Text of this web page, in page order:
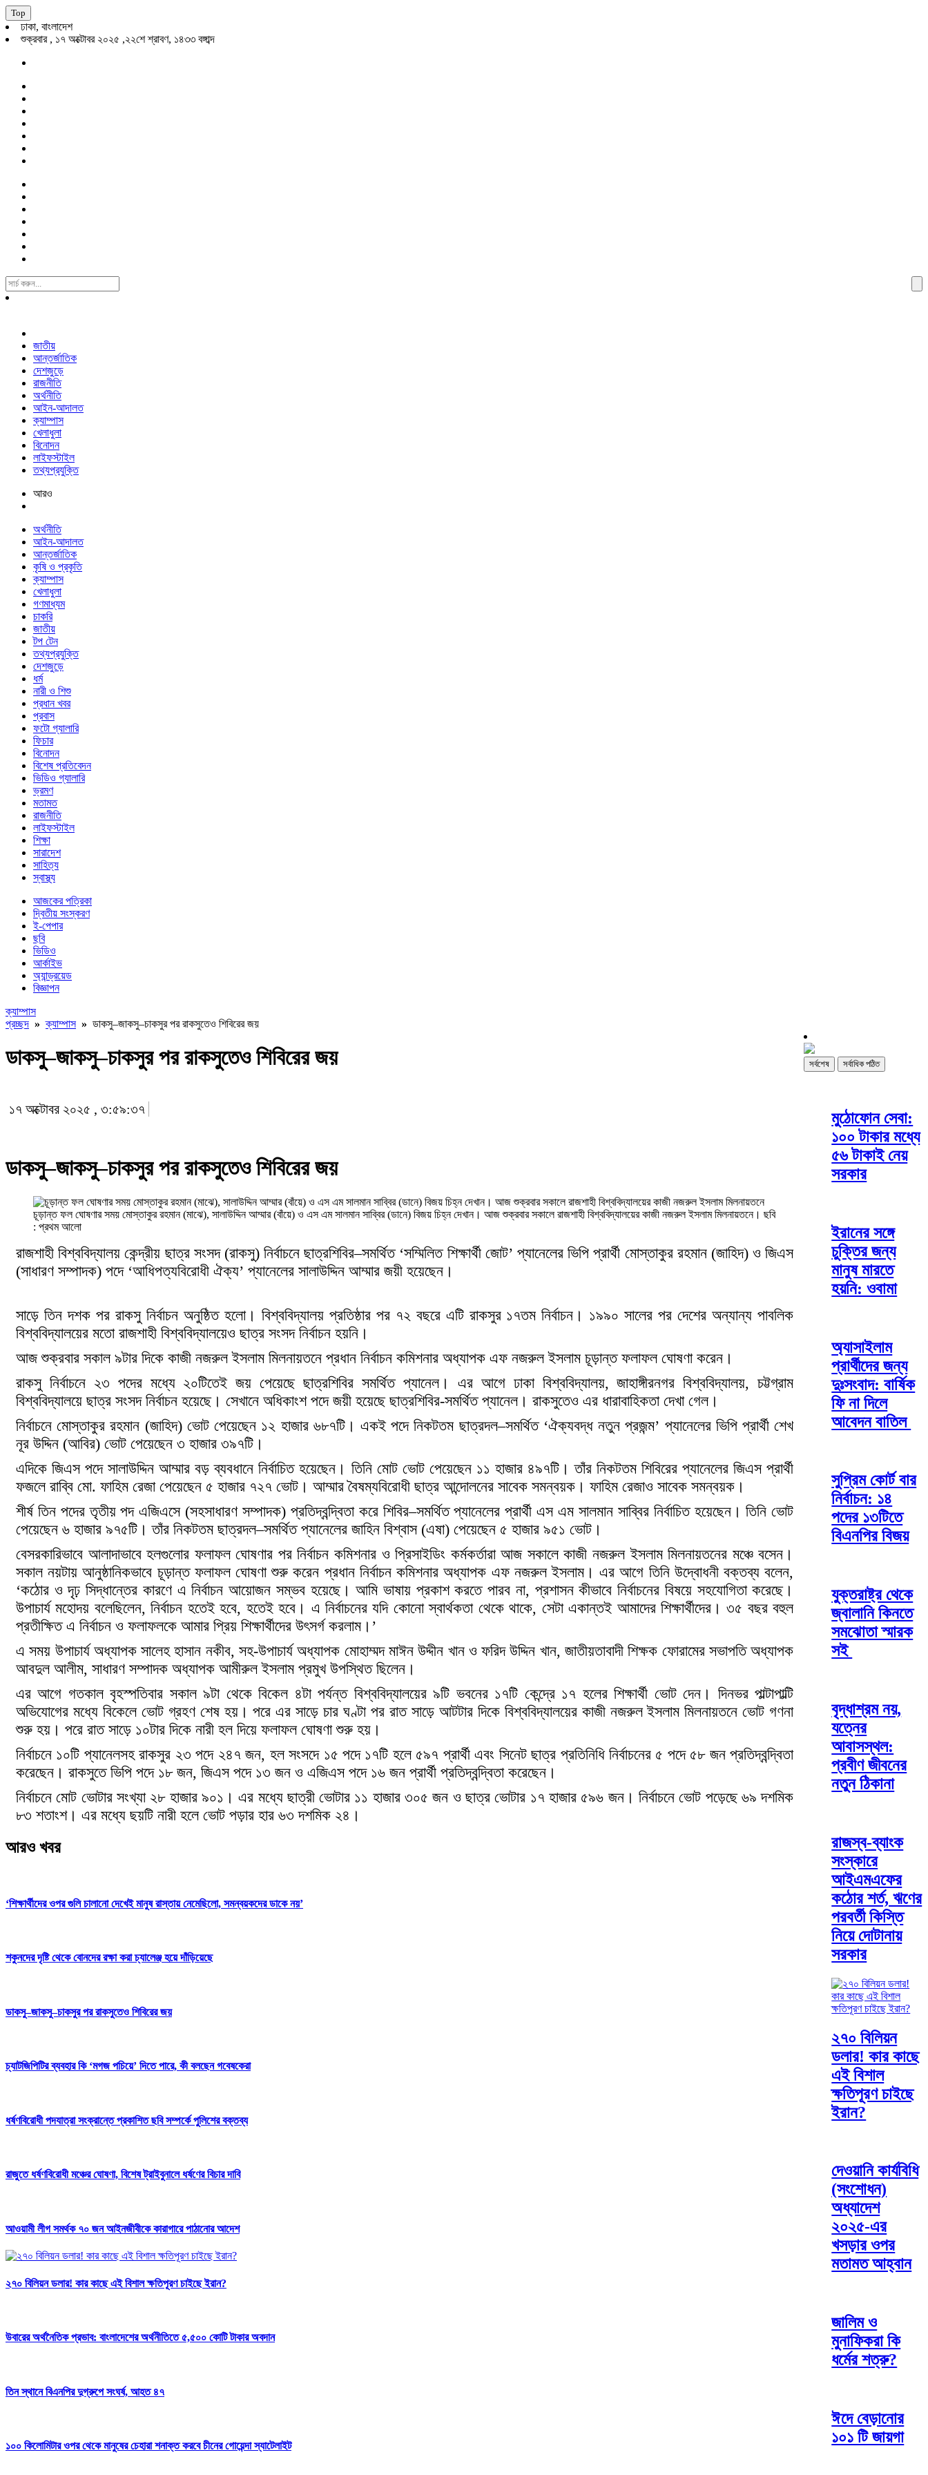
Top
ঢাকা, বাংলাদেশ
শুক্রবার , ১৭ অক্টোবর ২০২৫ ,২২শে শ্রাবণ, ১৪৩৩ বঙ্গাব্দ
Search
For:
জাতীয়
আন্তর্জাতিক
দেশজুড়ে
রাজনীতি
অর্থনীতি
আইন-আদালত
ক্যাম্পাস
খেলাধুলা
বিনোদন
লাইফস্টাইল
তথ্যপ্রযুক্তি
আরও
অর্থনীতি
আইন-আদালত
আন্তর্জাতিক
কৃষি ও প্রকৃতি
ক্যাম্পাস
খেলাধুলা
গণমাধ্যম
চাকরি
জাতীয়
টপ টেন
তথ্যপ্রযুক্তি
দেশজুড়ে
ধর্ম
নারী ও শিশু
প্রধান খবর
প্রবাস
ফটো গ্যালারি
ফিচার
বিনোদন
বিশেষ প্রতিবেদন
ভিডিও গ্যালারি
ভ্রমণ
মতামত
রাজনীতি
লাইফস্টাইল
শিক্ষা
সারাদেশ
সাহিত্য
স্বাস্থ্য
আজকের পত্রিকা
দ্বিতীয় সংস্করণ
ই-পেপার
ছবি
ভিডিও
আর্কাইভ
অ্যান্ড্রয়েড
বিজ্ঞাপন
ক্যাম্পাস
প্রচ্ছদ »ক্যাম্পাস» ডাকসু–জাকসু–চাকসুর পর রাকসুতেও শিবিরের জয়
ডাকসু–জাকসু–চাকসুর পর রাকসুতেও শিবিরের জয়
১৭ অক্টোবর ২০২৫ , ৩:৫৯:৩৭
ডাকসু–জাকসু–চাকসুর পর রাকসুতেও শিবিরের জয়
চূড়ান্ত ফল ঘোষণার সময় মোস্তাকুর রহমান (মাঝে), সালাউদ্দিন আম্মার (বাঁয়ে) ও এস এম সালমান সাব্বির (ডানে) বিজয় চিহ্ন দেখান। আজ শুক্রবার সকালে রাজশাহী বিশ্ববিদ্যালয়ের কাজী নজরুল ইসলাম মিলনায়তনে। ছবি
: প্রথম আলো
রাজশাহী বিশ্ববিদ্যালয় কেন্দ্রীয় ছাত্র সংসদ (রাকসু) নির্বাচনে ছাত্রশিবির–সমর্থিত ‘সম্মিলিত শিক্ষার্থী জোট’ প্যানেলের ভিপি প্রার্থী মোস্তাকুর রহমান (জাহিদ) ও জিএস
(সাধারণ সম্পাদক) পদে ‘আধিপত্যবিরোধী ঐক্য’ প্যানেলের সালাউদ্দিন আম্মার জয়ী হয়েছেন।
সাড়ে তিন দশক পর রাকসু নির্বাচন অনুষ্ঠিত হলো। বিশ্ববিদ্যালয় প্রতিষ্ঠার পর ৭২ বছরে এটি রাকসুর ১৭তম নির্বাচন। ১৯৯০ সালের পর দেশের অন্যান্য পাবলিক
বিশ্ববিদ্যালয়ের মতো রাজশাহী বিশ্ববিদ্যালয়েও ছাত্র সংসদ নির্বাচন হয়নি।
আজ শুক্রবার সকাল ৯টার দিকে কাজী নজরুল ইসলাম মিলনায়তনে প্রধান নির্বাচন কমিশনার অধ্যাপক এফ নজরুল ইসলাম চূড়ান্ত ফলাফল ঘোষণা করেন।
রাকসু নির্বাচনে ২৩ পদের মধ্যে ২০টিতেই জয় পেয়েছে ছাত্রশিবির সমর্থিত প্যানেল। এর আগে ঢাকা বিশ্ববিদ্যালয়, জাহাঙ্গীরনগর বিশ্ববিদ্যালয়, চট্টগ্রাম
বিশ্ববিদ্যালয়ে ছাত্র সংসদ নির্বাচন হয়েছে। সেখানে অধিকাংশ পদে জয়ী হয়েছে ছাত্রশিবির-সমর্থিত প্যানেল। রাকসুতেও এর ধারাবাহিকতা দেখা গেল।
নির্বাচনে মোস্তাকুর রহমান (জাহিদ) ভোট পেয়েছেন ১২ হাজার ৬৮৭টি। একই পদে নিকটতম ছাত্রদল–সমর্থিত ‘ঐক্যবদ্ধ নতুন প্রজন্ম’ প্যানেলের ভিপি প্রার্থী শেখ
নূর উদ্দিন (আবির) ভোট পেয়েছেন ৩ হাজার ৩৯৭টি।
এদিকে জিএস পদে সালাউদ্দিন আম্মার বড় ব্যবধানে নির্বাচিত হয়েছেন। তিনি মোট ভোট পেয়েছেন ১১ হাজার ৪৯৭টি। তাঁর নিকটতম শিবিরের প্যানেলের জিএস প্রার্থী
ফজলে রাব্বি মো. ফাহিম রেজা পেয়েছেন ৫ হাজার ৭২৭ ভোট। আম্মার বৈষম্যবিরোধী ছাত্র আন্দোলনের সাবেক সমন্বয়ক। ফাহিম রেজাও সাবেক সমন্বয়ক।
শীর্ষ তিন পদের তৃতীয় পদ এজিএসে (সহসাধারণ সম্পাদক) প্রতিদ্বন্দ্বিতা করে শিবির–সমর্থিত প্যানেলের প্রার্থী এস এম সালমান সাব্বির নির্বাচিত হয়েছেন। তিনি ভোট
পেয়েছেন ৬ হাজার ৯৭৫টি। তাঁর নিকটতম ছাত্রদল–সমর্থিত প্যানেলের জাহিন বিশ্বাস (এষা) পেয়েছেন ৫ হাজার ৯৫১ ভোট।
বেসরকারিভাবে আলাদাভাবে হলগুলোর ফলাফল ঘোষণার পর নির্বাচন কমিশনার ও প্রিসাইডিং কর্মকর্তারা আজ সকালে কাজী নজরুল ইসলাম মিলনায়তনের মঞ্চে বসেন।
সকাল নয়টায় আনুষ্ঠানিকভাবে চূড়ান্ত ফলাফল ঘোষণা শুরু করেন প্রধান নির্বাচন কমিশনার অধ্যাপক এফ নজরুল ইসলাম। এর আগে তিনি উদ্বোধনী বক্তব্য বলেন,
‘কঠোর ও দৃঢ় সিদ্ধান্তের কারণে এ নির্বাচন আয়োজন সম্ভব হয়েছে। আমি ভাষায় প্রকাশ করতে পারব না, প্রশাসন কীভাবে নির্বাচনের বিষয়ে সহযোগিতা করেছে।
উপাচার্য মহোদয় বলেছিলেন, নির্বাচন হতেই হবে, হতেই হবে। এ নির্বাচনের যদি কোনো স্বার্থকতা থেকে থাকে, সেটা একান্তই আমাদের শিক্ষার্থীদের। ৩৫ বছর বহুল
প্রতীক্ষিত এ নির্বাচন ও ফলাফলকে আমার প্রিয় শিক্ষার্থীদের উৎসর্গ করলাম।’
এ সময় উপাচার্য অধ্যাপক সালেহ হাসান নকীব, সহ-উপাচার্য অধ্যাপক মোহাম্মদ মাঈন উদ্দীন খান ও ফরিদ উদ্দিন খান, জাতীয়তাবাদী শিক্ষক ফোরামের সভাপতি অধ্যাপক
আবদুল আলীম, সাধারণ সম্পাদক অধ্যাপক আমীরুল ইসলাম প্রমুখ উপস্থিত ছিলেন।
এর আগে গতকাল বৃহস্পতিবার সকাল ৯টা থেকে বিকেল ৪টা পর্যন্ত বিশ্ববিদ্যালয়ের ৯টি ভবনের ১৭টি কেন্দ্রে ১৭ হলের শিক্ষার্থী ভোট দেন। দিনভর পাল্টাপাল্টি
অভিযোগের মধ্যে বিকেলে ভোট গ্রহণ শেষ হয়। পরে এর সাড়ে চার ঘণ্টা পর রাত সাড়ে আটটার দিকে বিশ্ববিদ্যালয়ের কাজী নজরুল ইসলাম মিলনায়তনে ভোট গণনা
শুরু হয়। পরে রাত সাড়ে ১০টার দিকে নারী হল দিয়ে ফলাফল ঘোষণা শুরু হয়।
নির্বাচনে ১০টি প্যানেলসহ রাকসুর ২৩ পদে ২৪৭ জন, হল সংসদে ১৫ পদে ১৭টি হলে ৫৯৭ প্রার্থী এবং সিনেট ছাত্র প্রতিনিধি নির্বাচনের ৫ পদে ৫৮ জন প্রতিদ্বন্দ্বিতা
করেছেন। রাকসুতে ভিপি পদে ১৮ জন, জিএস পদে ১৩ জন ও এজিএস পদে ১৬ জন প্রার্থী প্রতিদ্বন্দ্বিতা করেছেন।
নির্বাচনে মোট ভোটার সংখ্যা ২৮ হাজার ৯০১। এর মধ্যে ছাত্রী ভোটার ১১ হাজার ৩০৫ জন ও ছাত্র ভোটার ১৭ হাজার ৫৯৬ জন। নির্বাচনে ভোট পড়েছে ৬৯ দশমিক
৮৩ শতাংশ। এর মধ্যে ছয়টি নারী হলে ভোট পড়ার হার ৬৩ দশমিক ২৪।
আরও খবর
‘শিক্ষার্থীদের ওপর গুলি চালানো দেখেই মানুষ রাস্তায় নেমেছিলো, সমন্বয়কদের ডাকে নয়’
শকুনদের দৃষ্টি থেকে বোনদের রক্ষা করা চ্যালেঞ্জ হয়ে দাঁড়িয়েছে
ডাকসু–জাকসু–চাকসুর পর রাকসুতেও শিবিরের জয়
চ্যাটজিপিটির ব্যবহার কি ‘মগজ পচিয়ে’ দিতে পারে, কী বলছেন গবেষকেরা
ধর্ষণবিরোধী পদযাত্রা সংক্রান্তে প্রকাশিত ছবি সম্পর্কে পুলিশের বক্তব্য
রাজুতে ধর্ষণবিরোধী মঞ্চের ঘোষণা, বিশেষ ট্রাইবুনালে ধর্ষণের বিচার দাবি
আওয়ামী লীগ সমর্থক ৭০ জন আইনজীবীকে কারাগারে পাঠানোর আদেশ
২৭০ বিলিয়ন ডলার! কার কাছে এই বিশাল ক্ষতিপূরণ চাইছে ইরান?
উবারের অর্থনৈতিক প্রভাব: বাংলাদেশের অর্থনীতিতে ৫,৫০০ কোটি টাকার অবদান
তিন স্থানে বিএনপির দুগ্রুপে সংঘর্ষ, আহত ৪৭
১০০ কিলোমিটার ওপর থেকে মানুষের চেহারা শনাক্ত করবে চীনের গোয়েন্দা স্যাটেলাইট
সর্বশেষ সর্বাধিক পঠিত
মুঠোফোন সেবা:
১০০ টাকার মধ্যে
৫৬ টাকাই নেয়
সরকার
ইরানের সঙ্গে
চুক্তির জন্য
মানুষ মারতে
হয়নি: ওবামা
অ্যাসাইলাম
প্রার্থীদের জন্য
দুঃসংবাদ: বার্ষিক
ফি না দিলে
আবেদন বাতিল
সুপ্রিম কোর্ট বার
নির্বাচন: ১৪
পদের ১৩টিতে
বিএনপির বিজয়
যুক্তরাষ্ট্র থেকে
জ্বালানি কিনতে
সমঝোতা স্মারক
সই
বৃদ্ধাশ্রম নয়,
যত্নের
আবাসস্থল:
প্রবীণ জীবনের
নতুন ঠিকানা
রাজস্ব-ব্যাংক
সংস্কারে
আইএমএফের
কঠোর শর্ত, ঋণের
পরবর্তী কিস্তি
নিয়ে দোটানায়
সরকার
২৭০ বিলিয়ন
ডলার! কার কাছে
এই বিশাল
ক্ষতিপূরণ চাইছে
ইরান?
দেওয়ানি কার্যবিধি
(সংশোধন)
অধ্যাদেশ
২০২৫-এর
খসড়ার ওপর
মতামত আহ্বান
জালিম ও
মুনাফিকরা কি
ধর্মের শত্রু?
ঈদে বেড়ানোর
১০১ টি জায়গা